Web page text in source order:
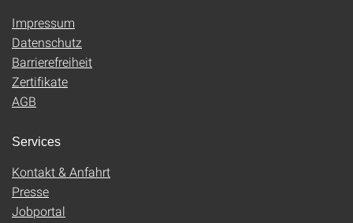
Impressum
Datenschutz
Barrierefreiheit
Zertifikate
AGB
Services
Kontakt & Anfahrt
Presse
Jobportal